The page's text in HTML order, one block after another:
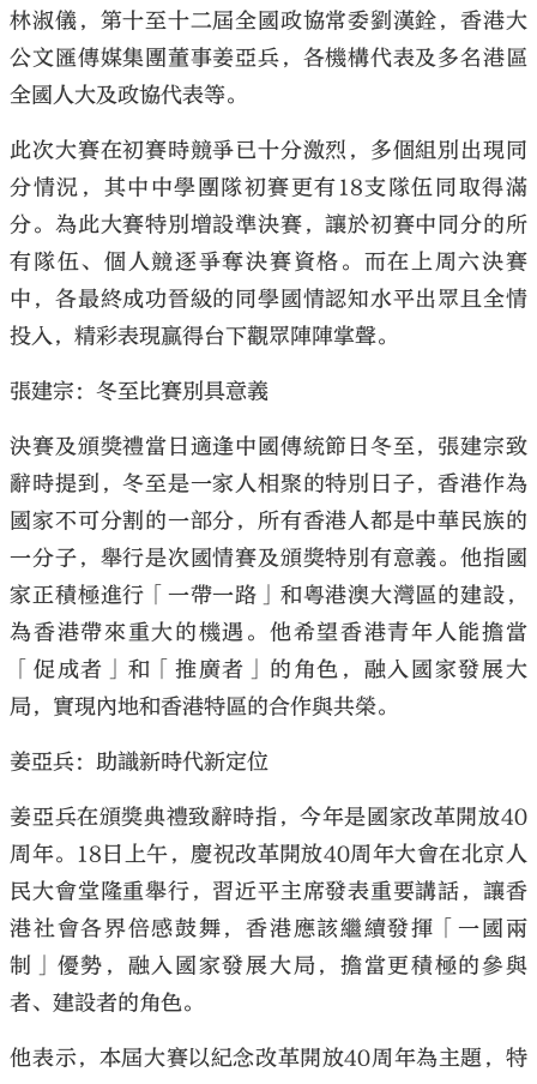
林淑儀，第十至十二屆全國政協常委劉漢銓，香港大
公文匯傳媒集團董事姜亞兵，各機構代表及多名港區
全國人大及政協代表等。
此次大賽在初賽時競爭已十分激烈，多個組別出現同
分情況，其中中學團隊初賽更有18支隊伍同取得滿
分。為此大賽特別增設準決賽，讓於初賽中同分的所
有隊伍、個人競逐爭奪決賽資格。而在上周六決賽
中，各最終成功晉級的同學國情認知水平出眾且全情
投入，精彩表現贏得台下觀眾陣陣掌聲。
張建宗：冬至比賽別具意義
決賽及頒獎禮當日適逢中國傳統節日冬至，張建宗致
辭時提到，冬至是一家人相聚的特別日子，香港作為
國家不可分割的一部分，所有香港人都是中華民族的
一分子，舉行是次國情賽及頒獎特別有意義。他指國
家正積極進行「一帶一路」和粵港澳大灣區的建設，
為香港帶來重大的機遇。他希望香港青年人能擔當
「促成者」和「推廣者」的角色，融入國家發展大
局，實現內地和香港特區的合作與共榮。
姜亞兵：助識新時代新定位
姜亞兵在頒獎典禮致辭時指，今年是國家改革開放40
周年。18日上午，慶祝改革開放40周年大會在北京人
民大會堂隆重舉行，習近平主席發表重要講話，讓香
港社會各界倍感鼓舞，香港應該繼續發揮「一國兩
制」優勢，融入國家發展大局，擔當更積極的參與
者、建設者的角色。
他表示，本屆大賽以紀念改革開放40周年為主題，特